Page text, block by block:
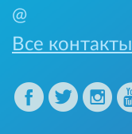
@
Все контакты